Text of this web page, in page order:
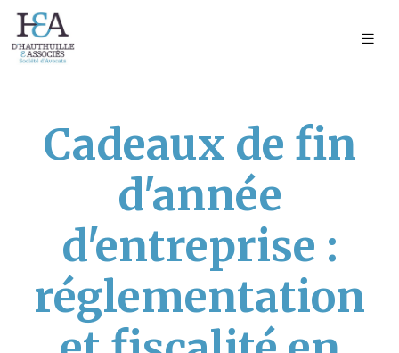
Cadeaux de fin
d'année
d'entreprise :
réglementation